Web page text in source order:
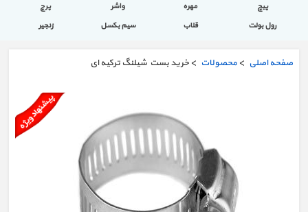
پیچ مهره واشر
پرچ
رول بولت
قلاب سیم بکسل زنجیر
صفحه اصلی > محصولات > خرید بست شیلنگ ترکیه ای